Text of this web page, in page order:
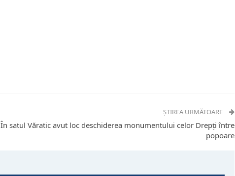
ȘTIREA URMĂTOARE
În satul Văratic avut loc deschiderea monumentului celor Drepți între
popoare